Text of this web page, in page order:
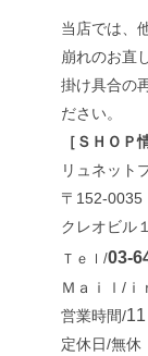
当店では、
崩れのお直
掛け具合の
ださい。
［ＳＨＯＰ
リュネット
〒152-
クレオビル
Ｔｅｌ/03-
Ｍａｉｌ/ｉ
営業時間/
定休日/無休